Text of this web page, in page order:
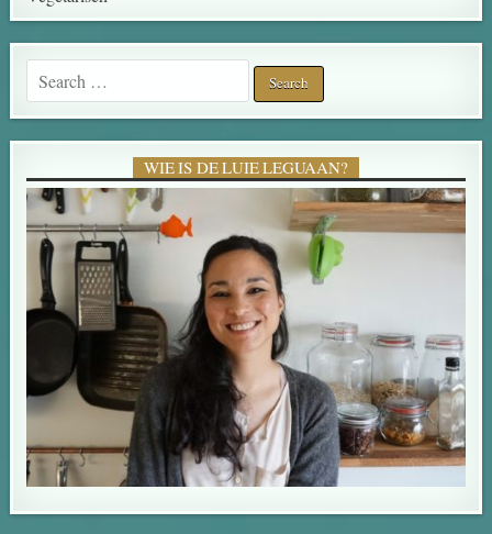
Search for:
WIE IS DE LUIE LEGUAAN?